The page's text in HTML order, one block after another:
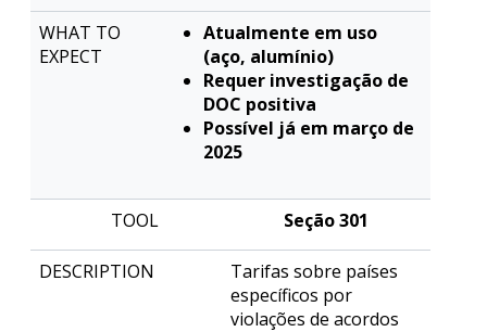
Atualmente em uso
(aço, alumínio)
Requer investigação de
DOC positiva
Possível já em março de
2025
Seção 301
Tarifas sobre países
específicos por
violações de acordos